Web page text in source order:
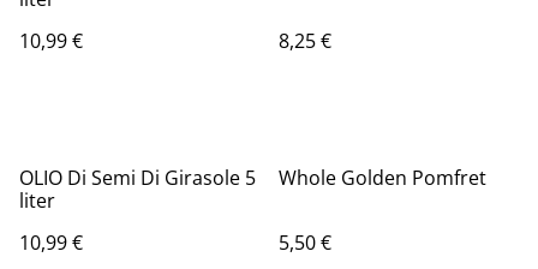
10,99 €
8,25 €
OLIO Di Semi Di Girasole 5
liter
10,99 €
Whole Golden Pomfret
5,50 €